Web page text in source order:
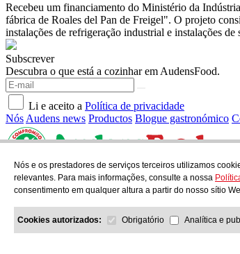
Nós e os prestadores de serviços terceiros utilizamos
relevantes. Para mais informações, consulte a nossa
consentimento em qualquer altura a partir do nosso sítio
Cookies autorizados: Obrigatório Analítica e
Recebeu um financiamento do Ministério da
fábrica de Roales del Pan de Freigel". O projeto
instalações de refrigeração industrial e instalações
Subscrever
Descubra o que está a cozinhar em AudensFood.
Li e aceito a Política de privacidade
Nós Audens news Productos Blogue gastronómico
AUDENS FOOD S.A. C/ Jordi Camp, 25 - 08403
Política de privacidadeAviso legal Política de
COPYRIGHT © 2026 Audens Food
Todos os direitos reservados.
by Neorg